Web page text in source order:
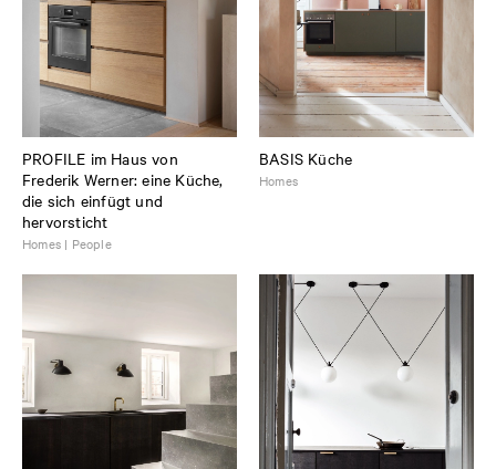
PROFILE im Haus von
Frederik Werner: eine Küche,
die sich einfügt und
hervorsticht
Homes | People
BASIS Küche
Homes